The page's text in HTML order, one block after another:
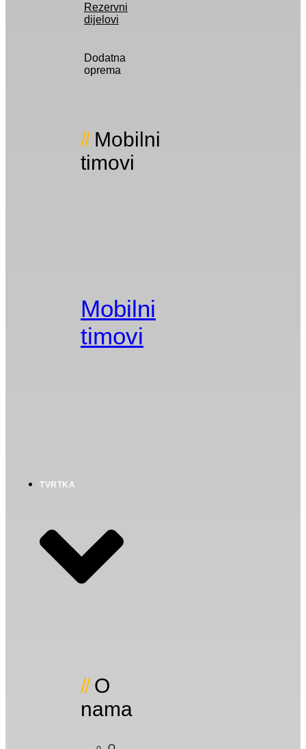
Rezervni
dijelovi
Dodatna
oprema
Mobilni
timovi
Mobilni
timovi
TVRTKA
O
nama